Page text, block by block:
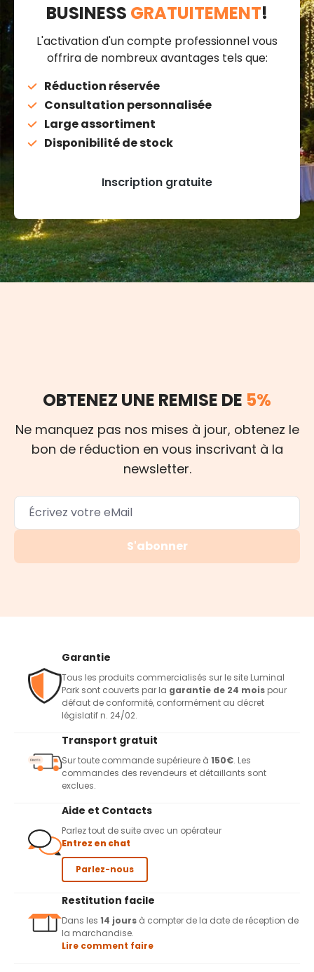
BUSINESS GRATUITEMENT!
L'activation d'un compte professionnel vous
offrira de nombreux avantages tels que:
Réduction réservée
Consultation personnalisée
Large assortiment
Disponibilité de stock
Inscription gratuite
OBTENEZ UNE REMISE DE 5%
Ne manquez pas nos mises à jour, obtenez le
bon de réduction en vous inscrivant à la
newsletter.
S'abonner
Garantie
Tous les produits commercialisés sur le site Luminal
Park sont couverts par la garantie de 24 mois pour
défaut de conformité, conformément au décret
législatif n. 24/02.
Transport gratuit
Sur toute commande supérieure à 150€. Les
commandes des revendeurs et détaillants sont
exclues.
Aide et Contacts
Parlez tout de suite avec un opérateur
Entrez en chat
Parlez-nous
Restitution facile
Dans les 14 jours à compter de la date de réception de
la marchandise.
Lire comment faire